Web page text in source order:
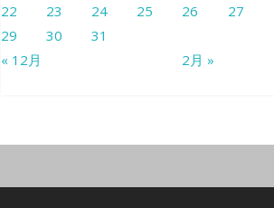
« 12月 2月 »
22
23 24 25 26 27
29
30 31